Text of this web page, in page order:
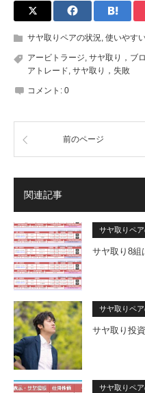
サヤ取りペアの状況, 使いやす
アービトラージ, サヤ取り，ブ
アトレード, サヤ取り，失敗
コメント: 0
前のページ
関連記事
サヤ取りペア
サヤ取り8組
サヤ取りペア
サヤ取り投
サヤ取りペア